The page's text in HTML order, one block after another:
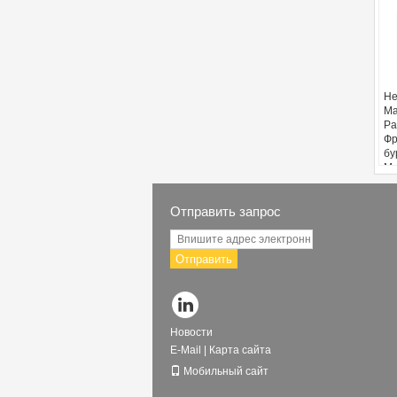
Отправить запрос
Отправить
Новости
E-Mail
Карта сайта
Мобильный сайт